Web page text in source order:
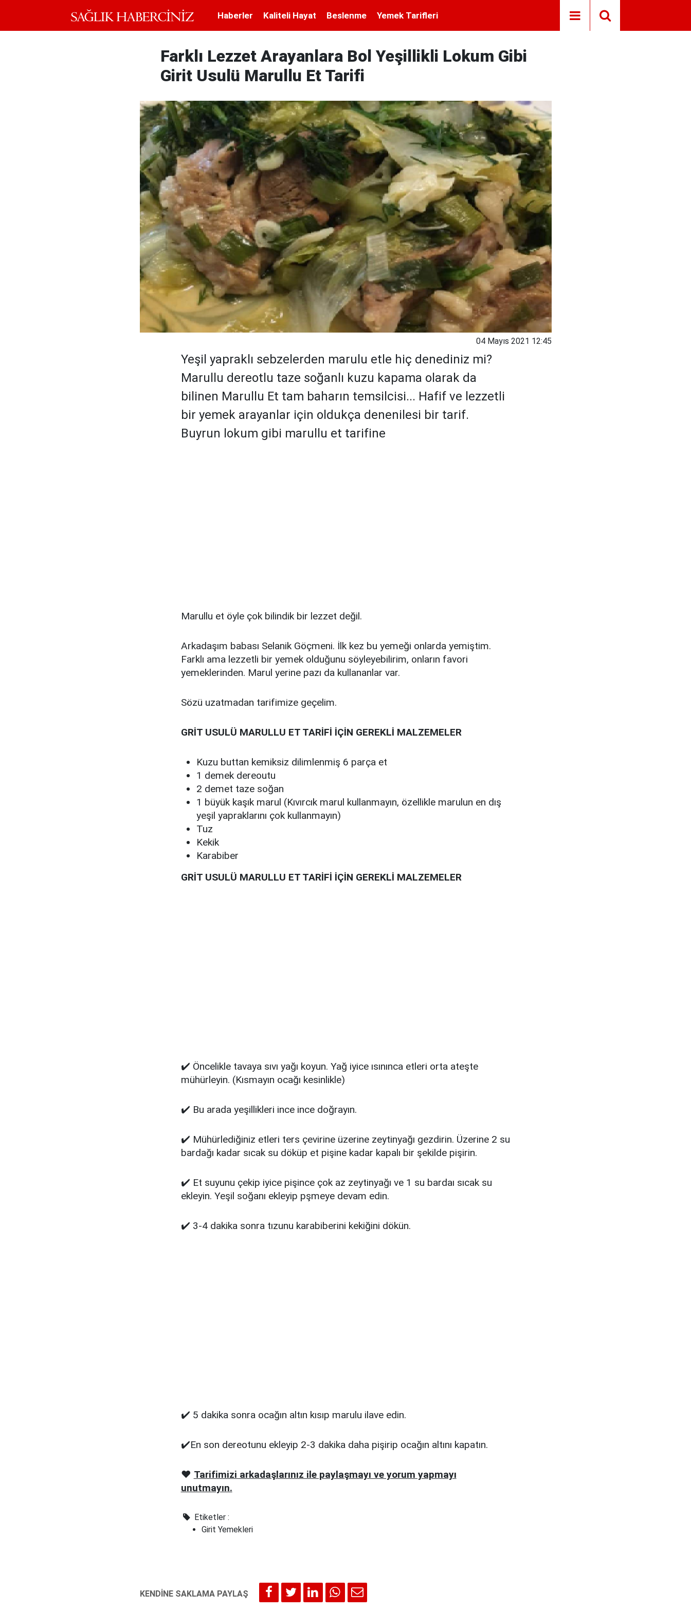
Haberler Kaliteli Hayat Beslenme Yemek Tarifleri
Farklı Lezzet Arayanlara Bol Yeşillikli Lokum Gibi
Girit Usulü Marullu Et Tarifi
04 Mayıs 2021 12:45
Yeşil yapraklı sebzelerden marulu etle hiç denediniz mi?
Marullu dereotlu taze soğanlı kuzu kapama olarak da
bilinen Marullu Et tam baharın temsilcisi... Hafif ve lezzetli
bir yemek arayanlar için oldukça denenilesi bir tarif.
Buyrun lokum gibi marullu et tarifine
Marullu et öyle çok bilindik bir lezzet değil.
Arkadaşım babası Selanik Göçmeni. İlk kez bu yemeği onlarda yemiştim.
Farklı ama lezzetli bir yemek olduğunu söyleyebilirim, onların favori
yemeklerinden. Marul yerine pazı da kullananlar var.
Sözü uzatmadan tarifimize geçelim.
GRİT USULÜ MARULLU ET TARİFİ İÇİN GEREKLİ MALZEMELER
Kuzu buttan kemiksiz dilimlenmiş 6 parça et
1 demek dereoutu
2 demet taze soğan
1 büyük kaşık marul (Kıvırcık marul kullanmayın, özellikle marulun en dış
yeşil yapraklarını çok kullanmayın)
Tuz
Kekik
Karabiber
GRİT USULÜ MARULLU ET TARİFİ İÇİN GEREKLİ MALZEMELER
✔️ Öncelikle tavaya sıvı yağı koyun. Yağ iyice ısınınca etleri orta ateşte
mühürleyin. (Kısmayın ocağı kesinlikle)
✔️ Bu arada yeşillikleri ince ince doğrayın.
✔️ Mühürlediğiniz etleri ters çevirine üzerine zeytinyağı gezdirin. Üzerine 2 su
bardağı kadar sıcak su döküp et pişine kadar kapalı bir şekilde pişirin.
✔️ Et suyunu çekip iyice pişince çok az zeytinyağı ve 1 su bardaı sıcak su
ekleyin. Yeşil soğanı ekleyip pşmeye devam edin.
✔️ 3-4 dakika sonra tızunu karabiberini kekiğini dökün.
✔️ 5 dakika sonra ocağın altın kısıp marulu ilave edin.
✔️En son dereotunu ekleyip 2-3 dakika daha pişirip ocağın altını kapatın.
❤️ Tarifimizi arkadaşlarınız ile paylaşmayı ve yorum yapmayı
unutmayın.
Etiketler :
Girit Yemekleri